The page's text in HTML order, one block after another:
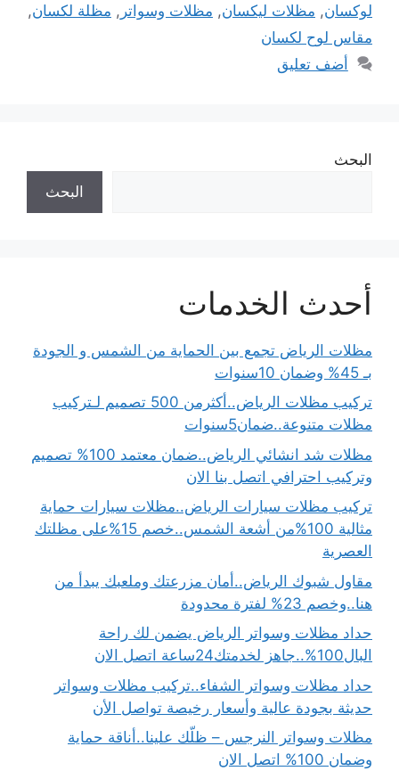
لوكسان, مظلات ليكسان, مظلات وسواتر , مظلة لكسان,
مقاس لوح لكسان
أضف تعليق
البحث
البحث
أحدث الخدمات
مظلات الرياض تجمع بين الحماية من الشمس و الجودة
بـ 45% وضمان 10سنوات
تركيب مظلات الرياض..أكثرمن 500 تصميم لـتركيب
مظلات متنوعة..ضمان5سنوات
مظلات شد انشائي الرياض..ضمان معتمد 100% تصميم
وتركيب احترافي اتصل بنا الان
تركيب مظلات سيارات الرياض..مظلات سيارات حماية
مثالية 100%من أشعة الشمس..خصم 15%على مظلتك
العصرية
مقاول شبوك الرياض..أمان مزرعتك وملعبك يبدأ من
هنا..وخصم 23% لفترة محدودة
حداد مظلات وسواتر الرياض يضمن لك راحة
البال100%..جاهز لخدمتك24ساعة اتصل الان
حداد مظلات وسواتر الشفاء..تركيب مظلات وسواتر
حديثة بجودة عالية وأسعار رخيصة تواصل الأن
مظلات وسواتر النرجس – ظلّك علينا..أناقة حماية
وضمان 100% اتصل الان